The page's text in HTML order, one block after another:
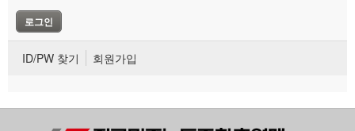
ID/PW 찾기 회원가입